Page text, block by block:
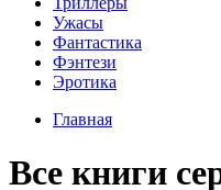
Ужасы
Фантастика
Фэнтези
Эротика
Главная
Все книги